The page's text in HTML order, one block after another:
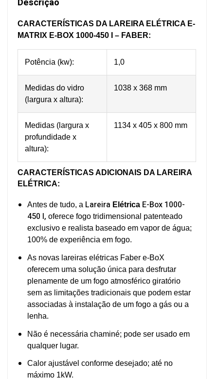
Descrição
CARACTERÍSTICAS DA LAREIRA ELÉTRICA E-
MATRIX E-BOX 1000-450 I – FABER:
Potência (kw): 1,0
Medidas do vidro
(largura x altura):
1038 x 368 mm
Medidas (largura x
profundidade x
altura):
1134 x 405 x 800 mm
CARACTERÍSTICAS ADICIONAIS DA LAREIRA
ELÉTRICA:
Antes de tudo, a Lareira Elétrica E-Box 1000-
450 I, oferece fogo tridimensional patenteado
exclusivo e realista baseado em vapor de água;
100% de experiência em fogo.
As novas lareiras elétricas Faber e-BoX
oferecem uma solução única para desfrutar
plenamente de um fogo atmosférico giratório
sem as limitações tradicionais que podem estar
associadas à instalação de um fogo a gás ou a
lenha.
Não é necessária chaminé; pode ser usado em
qualquer lugar.
Calor ajustável conforme desejado; até no
máximo 1kW.